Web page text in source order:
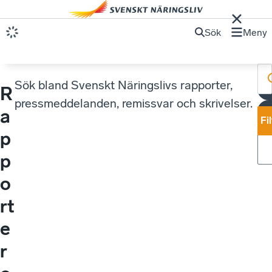
Sök Meny
R
a
p
p
o
rt
e
r
Sök bland Svenskt Näringslivs rapporter,
pressmeddelanden, remissvar och skrivelser.